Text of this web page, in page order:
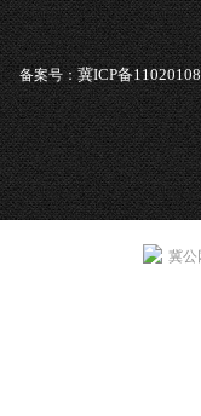
备案号：冀ICP备
冀公